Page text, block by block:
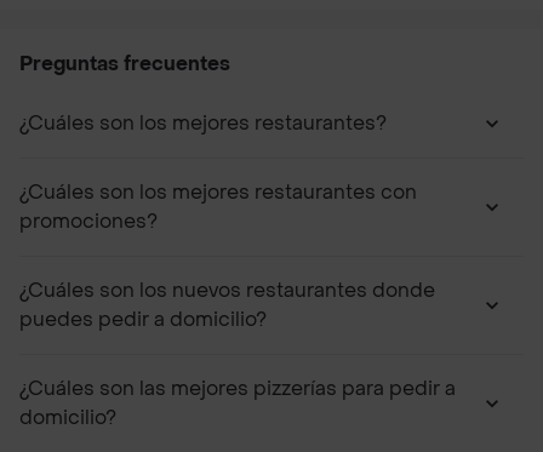
Preguntas frecuentes
¿Cuáles son los mejores restaurantes?
¿Cuáles son los mejores restaurantes con
promociones?
¿Cuáles son los nuevos restaurantes donde
puedes pedir a domicilio?
¿Cuáles son las mejores pizzerías para pedir a
domicilio?